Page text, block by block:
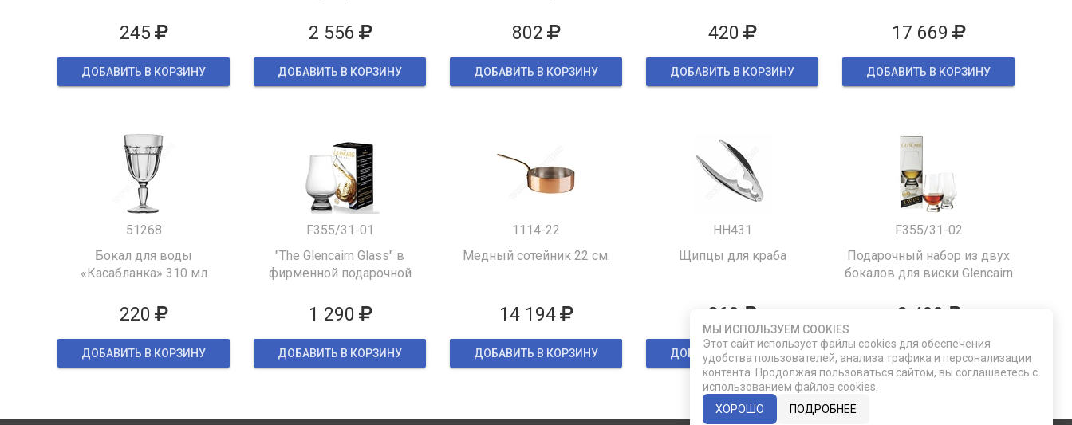
245
ДОБАВИТЬ В КОРЗИНУ
2 556
ДОБАВИТЬ В КОРЗИНУ
802
ДОБАВИТЬ В КОРЗИНУ
420
ДОБАВИТЬ В КОРЗИНУ
17 669
ДОБАВИТЬ В КОРЗИНУ
51268
Бокал для воды
«Касабланка» 310 мл
220
ДОБАВИТЬ В КОРЗИНУ
F355/31-01
"The Glencairn Glass" в
фирменной подарочной
1 290
ДОБАВИТЬ В КОРЗИНУ
1114-22
Медный сотейник 22 см.
14 194
ДОБАВИТЬ В КОРЗИНУ
HH431
Щипцы для краба
860
ДОБАВИТЬ В КОРЗИНУ
F355/31-02
Подарочный набор из двух
бокалов для виски Glencairn
2 490
ДОБАВИТЬ В КОРЗИНУ
МЫ ИСПОЛЬЗУЕМ COOKIES
Этот сайт использует файлы cookies для обеспечения
удобства пользователей, анализа трафика и персонализации
контента. Продолжая пользоваться сайтом, вы соглашаетесь с
использованием файлов cookies.
ХОРОШО
ПОДРОБНЕЕ